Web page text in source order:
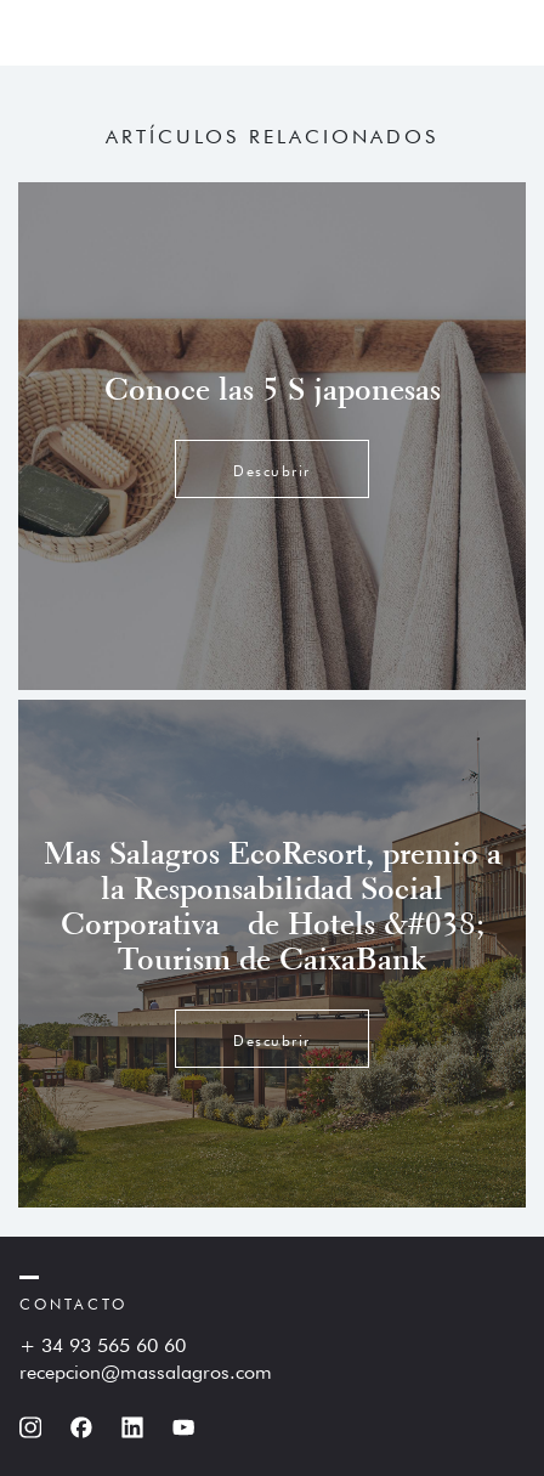
ARTÍCULOS RELACIONADOS
Conoce las 5 S japonesas
Descubrir
Mas Salagros EcoResort, premio a
la Responsabilidad Social
Corporativa de Hotels &#038;
Tourism de CaixaBank
Descubrir
CONTACTO
+ 34 93 565 60 60
recepcion@massalagros.com